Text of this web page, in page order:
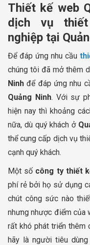
Thiết kế web
dịch vụ
nghiệp tại
Để đáp ứng nhu cầu
chúng tôi đã mở thêm
Ninh để đáp ứng nhu
Quảng Ninh. Với sự
hiện nay thì khoảng
nữa, dù quý khách ở
thể cung cấp dịch vụ
cạnh quý khách.
Một số công ty thiết
phí rẻ bởi họ sử dụng
chút công sức nào
nhưng nhược điểm của
rất khó phát triển thêm
hãy là người tiêu